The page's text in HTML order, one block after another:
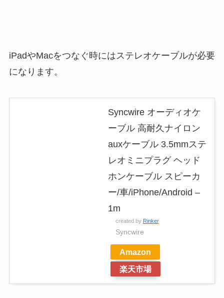
iPadやMacをつなぐ時にはステレオケーブルが必要
になります。
Syncwire オーディオケ
ーブル 高耐久ナイロン
auxケーブル 3.5mmステ
レオミニプラグ ヘッド
ホンケーブル スピーカ
ー/車/iPhone/Android –
1m
created by Rinker
Syncwire
Amazon
楽天市場